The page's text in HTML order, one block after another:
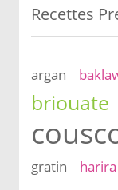
Recettes
argan
briouate
gratin
harira